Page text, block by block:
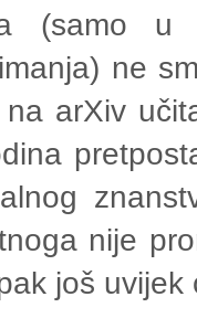
a (samo
ne
arXiv
nije
još